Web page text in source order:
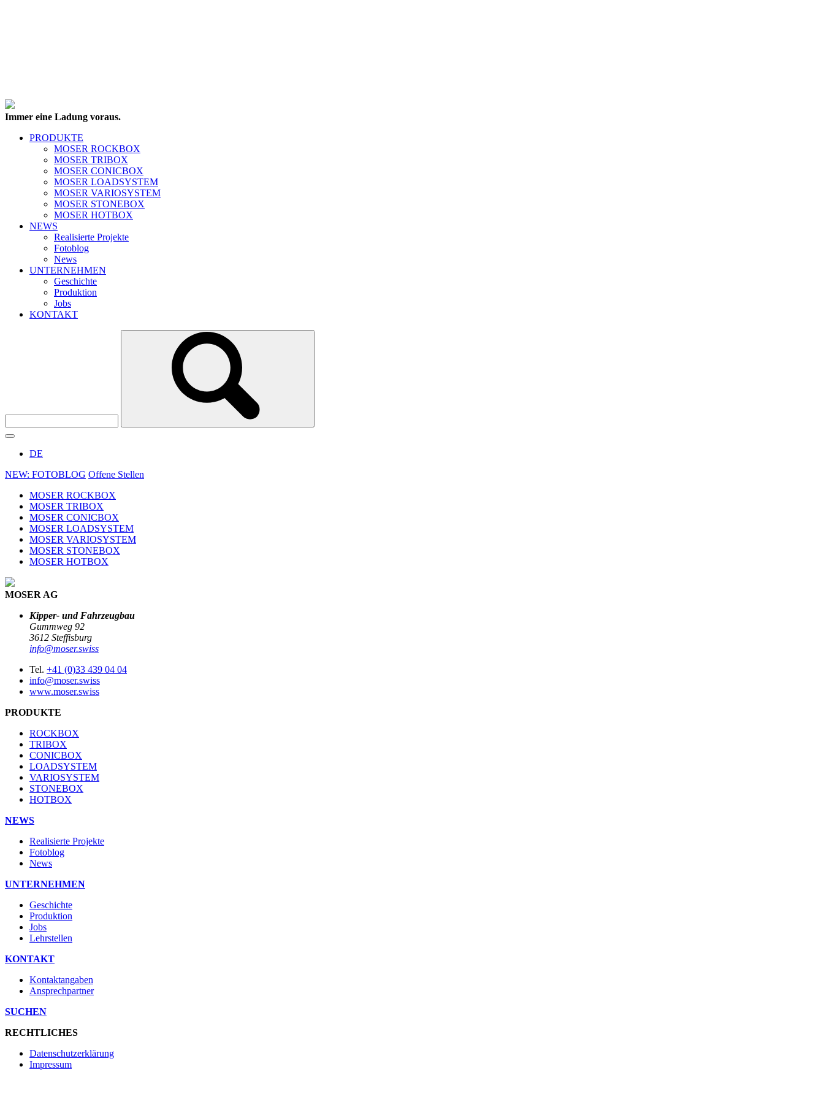
Immer eine Ladung voraus.
PRODUKTE
MOSER ROCKBOX
MOSER TRIBOX
MOSER CONICBOX
MOSER LOADSYSTEM
MOSER VARIOSYSTEM
MOSER STONEBOX
MOSER HOTBOX
NEWS
Realisierte Projekte
Fotoblog
News
UNTERNEHMEN
Geschichte
Produktion
Jobs
KONTAKT
DE
NEW: FOTOBLOG Offene Stellen
MOSER ROCKBOX
MOSER TRIBOX
MOSER CONICBOX
MOSER LOADSYSTEM
MOSER VARIOSYSTEM
MOSER STONEBOX
MOSER HOTBOX
MOSER AG
Kipper- und Fahrzeugbau
Gummweg 92
3612 Steffisburg
info@moser.swiss
Tel. +41 (0)33 439 04 04
info@moser.swiss
www.moser.swiss
PRODUKTE
ROCKBOX
TRIBOX
CONICBOX
LOADSYSTEM
VARIOSYSTEM
STONEBOX
HOTBOX
NEWS
Realisierte Projekte
Fotoblog
News
UNTERNEHMEN
Geschichte
Produktion
Jobs
Lehrstellen
KONTAKT
Kontaktangaben
Ansprechpartner
SUCHEN
RECHTLICHES
Datenschutzerklärung
Impressum